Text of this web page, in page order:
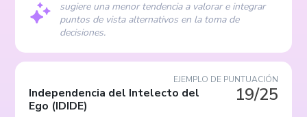
sugiere una menor tendencia a valorar e integrar
puntos de vista alternativos en la toma de
decisiones.
EJEMPLO DE PUNTUACIÓN
19/25
Independencia del Intelecto del
Ego (IDIDE)